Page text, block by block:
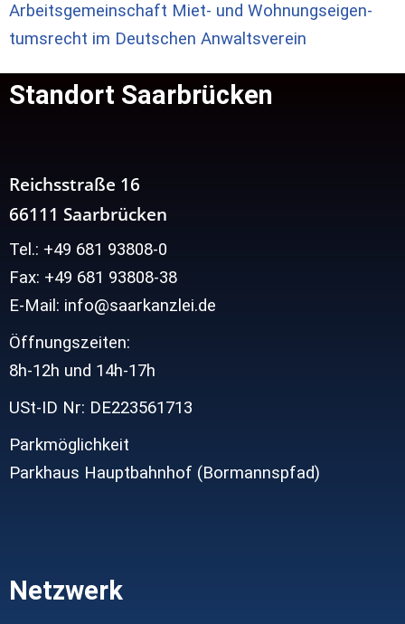
Ar­beits­ge­mein­schaft Miet- und Woh­nungs­ei­gen­
tums­recht im Deut­schen An­walts­ver­ein
Standort Saarbrücken
Reichsstraße 16
66111 Saarbrücken
Tel.: +49 681 93808-0
Fax: +49 681 93808-38
E-Mail: info@saarkanzlei.de
Öffnungszeiten:
8h-12h und 14h-17h
USt-ID Nr: DE223561713
Parkmöglichkeit
Parkhaus Hauptbahnhof (Bormannspfad)
Netzwerk